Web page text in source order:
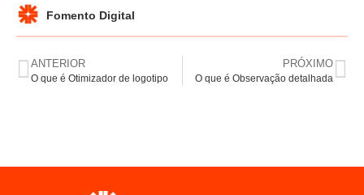
Fomento Digital
ANTERIOR
O que é Otimizador de logotipo
PRÓXIMO
O que é Observação detalhada